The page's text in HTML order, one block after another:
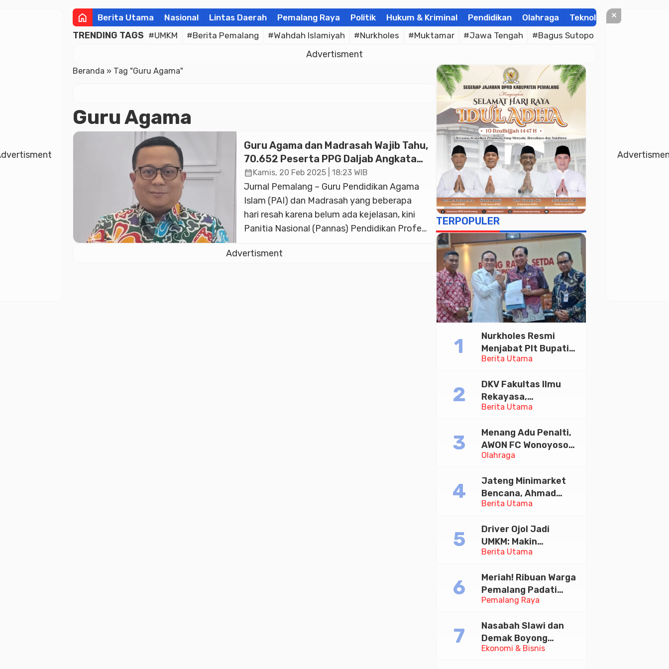
home Berita Utama Nasional Lintas Daerah Pemalang Raya Politik Hukum & Kriminal Pendidikan Olahraga Teknologi
TRENDING TAGS #UMKM #Berita Pemalang #Wahdah Islamiyah #Nurkholes #Muktamar #Jawa Tengah #Bagus Sutopo
Advertisment
Beranda » Tag "Guru Agama"
Guru Agama
Guru Agama dan Madrasah Wajib Tahu,
70.652 Peserta PPG Daljab Angkatan I
Telah Diumumkan, Cek Akun Masing-
masing!
calendar_monthKamis, 20 Feb 2025 | 18:23 WIB
Jurnal Pemalang – Guru Pendidikan Agama
Islam (PAI) dan Madrasah yang beberapa
hari resah karena belum ada kejelasan, kini
Panitia Nasional (Pannas) Pendidikan Profesi
Kementerian Agama (Kemenag) telah
Advertisment
TERPOPULER
Berita Utama
Nurkholes Resmi
Menjabat Plt Bupati
Pemalang
Berita Utama
DKV Fakultas Ilmu
Rekayasa,
Universitas
Diskusi Desain
Olahraga
Menang Adu Penalti,
AWON FC Wonoyoso
Juara Bhayangkara
Berita Utama
Jateng Minimarket
Bencana, Ahmad
Luthfi Minta PMI Jadi
Berita Utama
Driver Ojol Jadi
UMKM: Makin
Sejahtera atau
Diskusi Paramadina
Pemalang Raya
Meriah! Ribuan Warga
Pemalang Padati
Kirab Festival Kamir
Ekonomi & Bisnis
Nasabah Slawi dan
Demak Boyong
Toyota Innova Zenix
×